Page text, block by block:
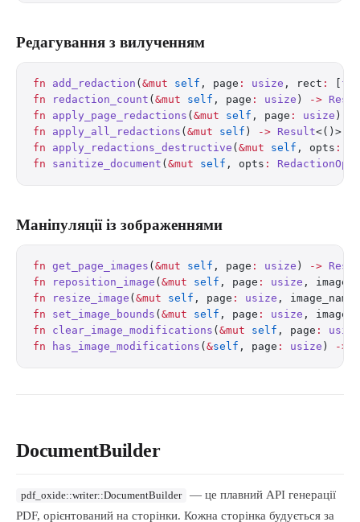
Редагування з вилученням
fn add_redaction ( &mut self , page : usize , rect :
f32
fn redaction_count ( &mut self , page : usize ) ->
fn apply_page_redactions ( &mut self , page : usize )
fn apply_all_redactions ( &mut self ) -> Result<()>
fn apply_redactions_destructive ( &mut self , opts :
fn sanitize_document ( &mut self , opts :
Маніпуляції із зображеннями
fn get_page_images ( &mut self , page : usize ) ->
fn reposition_image ( &mut self , page : usize ,
fn resize_image ( &mut self , page : usize , image_name
fn set_image_bounds ( &mut self , page : usize ,
fn clear_image_modifications ( &mut self , page :
usize
fn has_image_modifications ( &self , page : usize ) ->
DocumentBuilder
pdf_oxide::writer::DocumentBuilder
— це плавний API генерації
PDF, орієнтований на сторінки. Кожна сторінка будується за